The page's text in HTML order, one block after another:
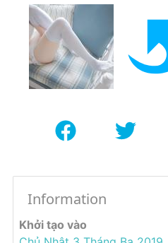
Information
Khởi tạo vào